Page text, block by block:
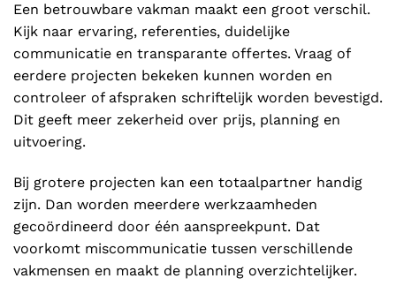
Een betrouwbare vakman maakt een groot verschil.
Kijk naar ervaring, referenties, duidelijke
communicatie en transparante offertes. Vraag of
eerdere projecten bekeken kunnen worden en
controleer of afspraken schriftelijk worden bevestigd.
Dit geeft meer zekerheid over prijs, planning en
uitvoering.
Bij grotere projecten kan een totaalpartner handig
zijn. Dan worden meerdere werkzaamheden
gecoördineerd door één aanspreekpunt. Dat
voorkomt miscommunicatie tussen verschillende
vakmensen en maakt de planning overzichtelijker.